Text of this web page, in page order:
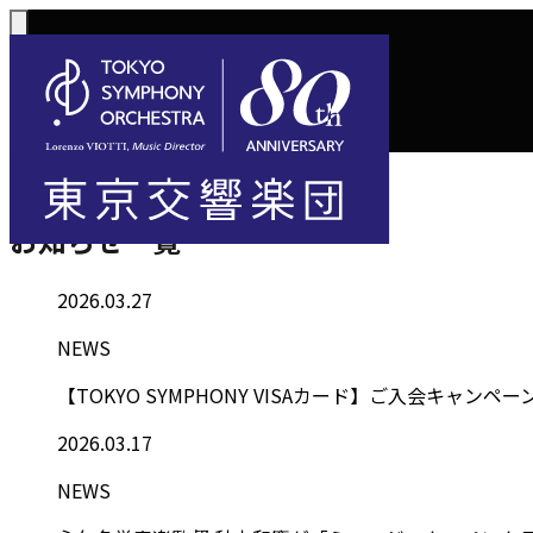
Concerts
東京オペラシティ
指揮
社会貢献
税制上の
トップ お知らせ一覧
Information
お知らせ一覧
2026.03.27
NEWS
【TOKYO SYMPHONY VISAカード】ご入会キャンペ
2026.03.17
NEWS